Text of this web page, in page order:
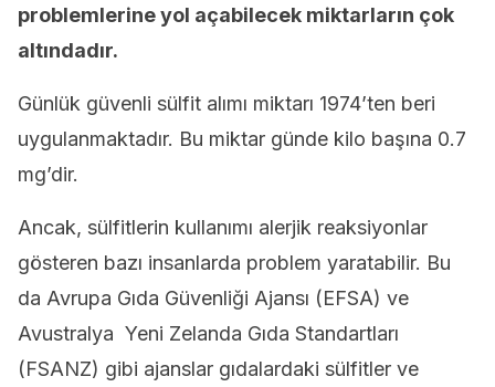
problemlerine yol açabilecek miktarların çok
altındadır.
Günlük güvenli sülfit alımı miktarı 1974’ten beri
uygulanmaktadır. Bu miktar günde kilo başına 0.7
mg’dir.
Ancak, sülfitlerin kullanımı alerjik reaksiyonlar
gösteren bazı insanlarda problem yaratabilir. Bu
da Avrupa Gıda Güvenliği Ajansı (EFSA) ve
Avustralya Yeni Zelanda Gıda Standartları
(FSANZ) gibi ajanslar gıdalardaki sülfitler ve